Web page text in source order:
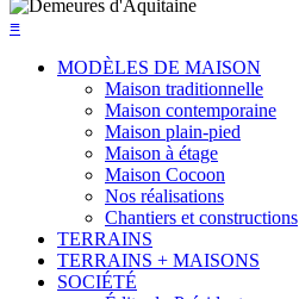
≡
MODÈLES DE MAISON
Maison traditionnelle
Maison contemporaine
Maison plain-pied
Maison à étage
Maison Cocoon
Nos réalisations
Chantiers et constructions
TERRAINS
TERRAINS + MAISONS
SOCIÉTÉ